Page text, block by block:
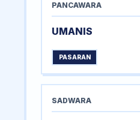
PANCAWARA
UMANIS
PASARAN
SADWARA